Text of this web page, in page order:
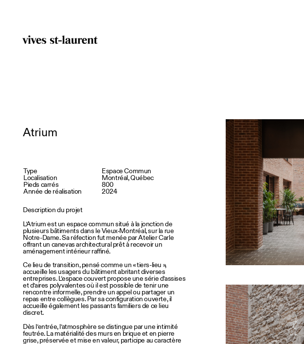
Atrium
Type
Localisation
Pieds carrés
Année de réalisation
Espace Commun
Montréal, Québec
800
2024
Description du projet
L’Atrium est un espace commun situé à la jonction de
plusieurs bâtiments dans le Vieux-Montréal, sur la rue
Notre-Dame. Sa réfection fut menée par Atelier Carle
offrant un canevas architectural prêt à recevoir un
aménagement intérieur raffiné.
Ce lieu de transition, pensé comme un « tiers-lieu »,
accueille les usagers du bâtiment abritant diverses
entreprises. L’espace couvert propose une série d’assises
et d’aires polyvalentes où il est possible de tenir une
rencontre informelle, prendre un appel ou partager un
repas entre collègues. Par sa configuration ouverte, il
accueille également les passants familiers de ce lieu
discret.
Dès l’entrée, l’atmosphère se distingue par une intimité
feutrée. La matérialité des murs en brique et en pierre
grise, préservée et mise en valeur, participe au caractère